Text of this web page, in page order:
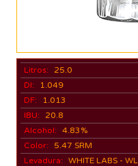
Litros:
25.0
DI:
1.049
DF:
1.013
IBU:
20.8
Alcohol: 4.83%
Color:
5.47 SRM
Levadura: WHITE LABS -